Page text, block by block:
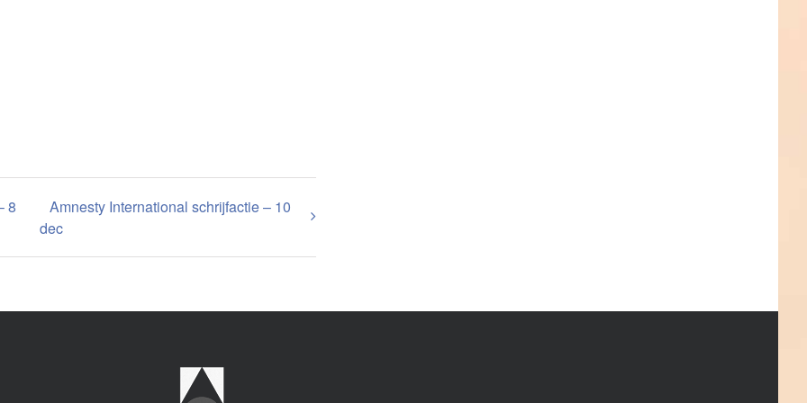
8
Amnesty International schrijfactie – 10
dec